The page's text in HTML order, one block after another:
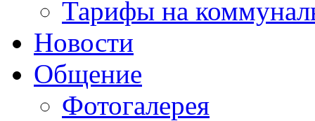
Тарифы на
Новости
Общение
Фотогалерея